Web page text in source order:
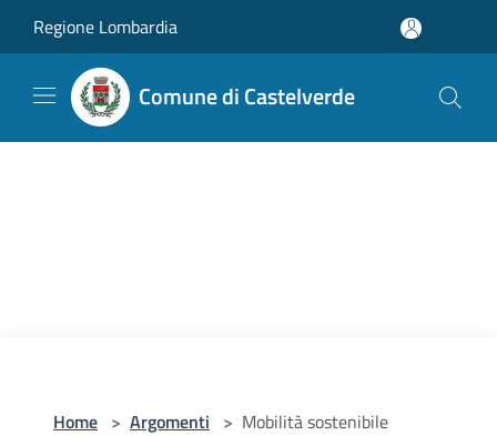
Regione Lombardia
Comune di Castelverde
Home > Argomenti > Mobilità sostenibile